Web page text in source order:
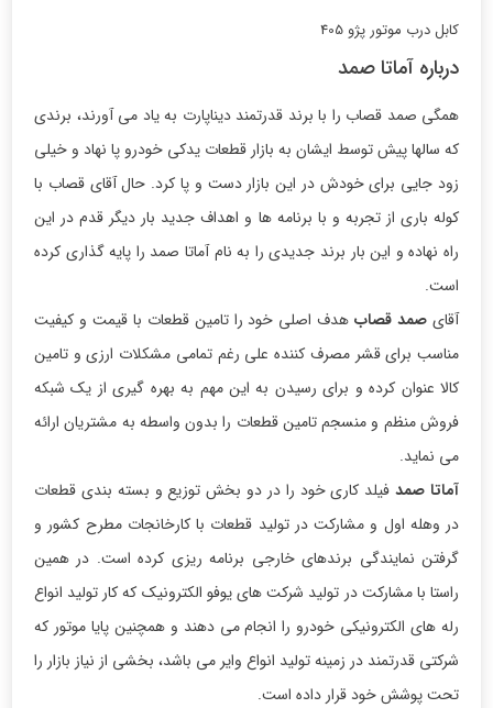
کابل درب موتور پژو 405
درباره آماتا صمد
همگی صمد قصاب را با برند قدرتمند دیناپارت به یاد می آورند، برندی
که سالها پیش توسط ایشان به بازار قطعات یدکی خودرو پا نهاد و خیلی
زود جایی برای خودش در این بازار دست و پا کرد. حال آقای قصاب با
کوله باری از تجربه و با برنامه ها و اهداف جدید بار دیگر قدم در این
راه نهاده و این بار برند جدیدی را به نام آماتا صمد را پایه گذاری کرده
است.
آقای صمد قصابهدف اصلی خود را تامین قطعات با قیمت و کیفیت
مناسب برای قشر مصرف کننده علی رغم تمامی مشکلات ارزی و تامین
کالا عنوان کرده و برای رسیدن به این مهم به بهره گیری از یک شبکه
فروش منظم و منسجم تامین قطعات را بدون واسطه به مشتریان ارائه
می نماید.
آماتا صمدفیلد کاری خود را در دو بخش توزیع و بسته بندی قطعات
در وهله اول و مشارکت در تولید قطعات با کارخانجات مطرح کشور و
گرفتن نمایندگی برندهای خارجی برنامه ریزی کرده است. در همین
راستا با مشارکت در تولید شرکت های یوفو الکترونیک که کار تولید انواع
رله های الکترونیکی خودرو را انجام می دهند و همچنین پایا موتور که
شرکتی قدرتمند در زمینه تولید انواع وایر می باشد، بخشی از نیاز بازار را
تحت پوشش خود قرار داده است.